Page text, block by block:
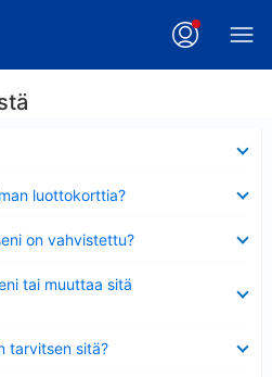
luottokorttia?
on vahvistettu?
tai muuttaa sitä
tarvitsen sitä?